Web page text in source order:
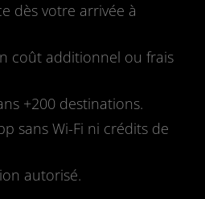
dès votre arrivée à
coût additionnel ou frais
+200 destinations.
sans Wi-Fi ni crédits de
autorisé.